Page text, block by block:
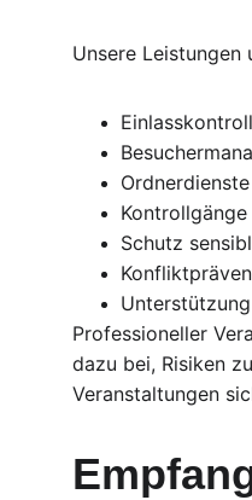
Unsere Leistungen
Ordnerdienste
Kontrollgänge
Schutz
Professioneller
dazu bei, Risiken
Veranstaltungen